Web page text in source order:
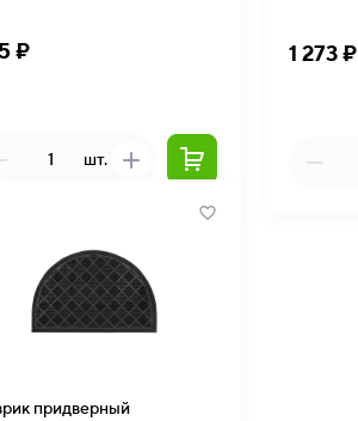
₽
шт.
1 273 ₽
придверный